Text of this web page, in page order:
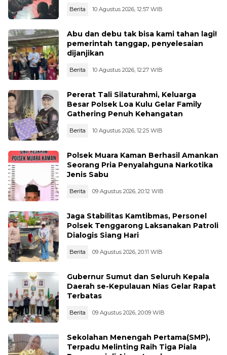
Berita 10 Agustus 2026, 12:57 WIB
Abu dan debu tak bisa kami tahan lagi!
pemerintah tanggap, penyelesaian
dijanjikan
Berita 10 Agustus 2026, 12:27 WIB
Pererat Tali Silaturahmi, Keluarga
Besar Polsek Loa Kulu Gelar Family
Gathering Penuh Kehangatan
Berita 10 Agustus 2026, 12:25 WIB
Polsek Muara Kaman Berhasil Amankan
Seorang Pria Penyalahguna Narkotika
Jenis Sabu
Berita 09 Agustus 2026, 20:12 WIB
Jaga Stabilitas Kamtibmas, Personel
Polsek Tenggarong Laksanakan Patroli
Dialogis Siang Hari
Berita 09 Agustus 2026, 20:11 WIB
Gubernur Sumut dan Seluruh Kepala
Daerah se-Kepulauan Nias Gelar Rapat
Terbatas
Berita 09 Agustus 2026, 20:09 WIB
Sekolahan Menengah Pertama(SMP),
Terpadu Melinting Raih Tiga Piala